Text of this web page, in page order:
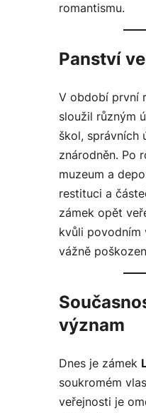
romantismu.
Panství
V období první
sloužil různým
škol, správních
znárodněn. Po
muzeum a
restituci a
zámek opět
kvůli povodním
vážně
význam
Dnes je zámek
soukromém
veřejnosti je